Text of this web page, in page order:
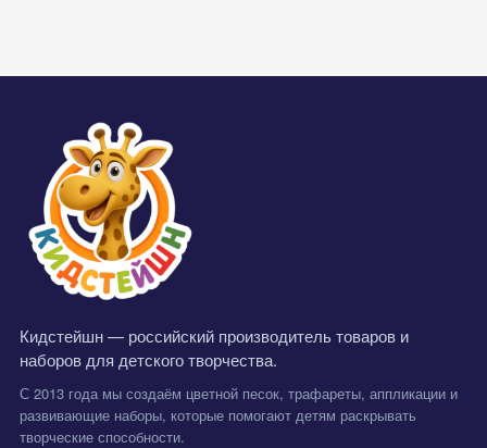
Кидстейшн — российский производитель товаров и
наборов для детского творчества.
С 2013 года мы создаём цветной песок, трафареты, аппликации и
развивающие наборы, которые помогают детям раскрывать
творческие способности.